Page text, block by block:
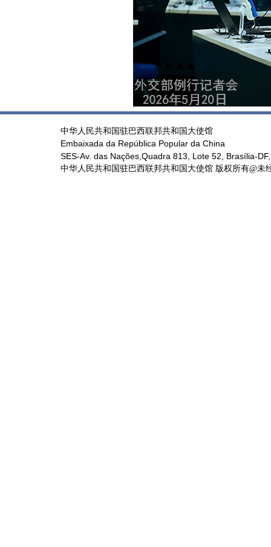
中华人民共和国驻巴西联邦共和国大使馆
Embaixada da República Popular da China
SES-Av. das Nações,Quadra 813, Lote 52, Brasília-
中华人民共和国驻巴西联邦共和国大使馆 版权所有@未